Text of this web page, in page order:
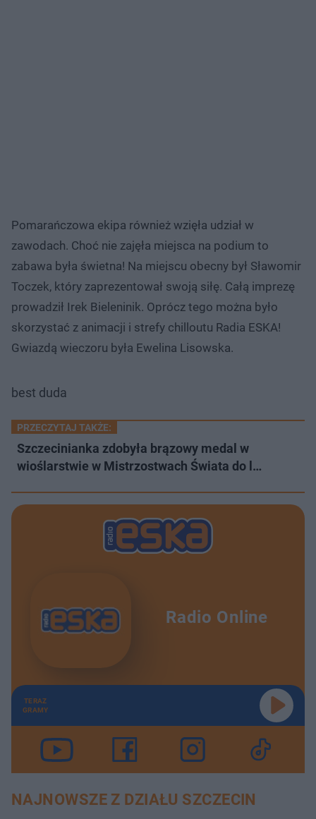
Pomarańczowa ekipa również wzięła udział w
zawodach. Choć nie zajęła miejsca na podium to
zabawa była świetna! Na miejscu obecny był Sławomir
Toczek, który zaprezentował swoją siłę. Całą imprezę
prowadził Irek Bieleninik. Oprócz tego można było
skorzystać z animacji i strefy chilloutu Radia ESKA!
Gwiazdą wieczoru była Ewelina Lisowska.
best duda
PRZECZYTAJ TAKŻE:
Szczecinianka zdobyła brązowy medal w
wioślarstwie w Mistrzostwach Świata do l…
Radio Online
TERAZ
GRAMY
NAJNOWSZE Z DZIAŁU SZCZECIN